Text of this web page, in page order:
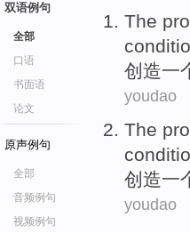
双语例句
全部
口语
书面语
论文
原声例句
全部
音频例句
视频例句
The
创造一
youdao
The
创造一
youdao